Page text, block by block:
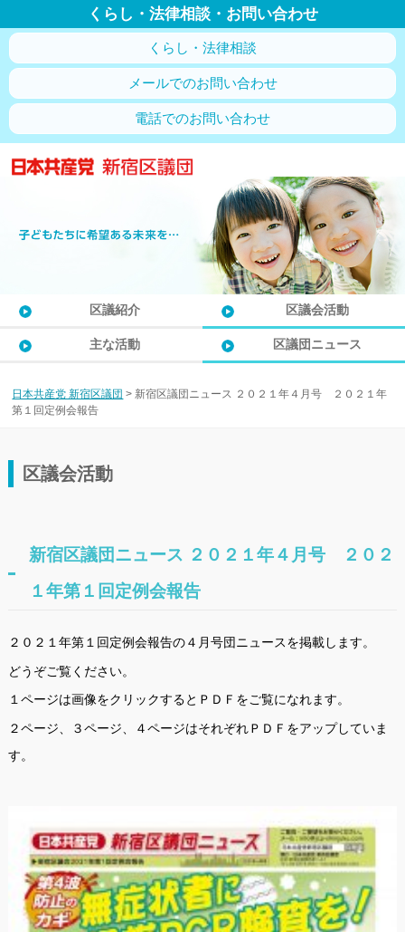
くらし・法律相談・お問い合わせ
くらし・法律相談
メールでのお問い合わせ
電話でのお問い合わせ
区議紹介 区議会活動
主な活動 区議団ニュース
日本共産党 新宿区議団 > 新宿区議団ニュース ２０２１年４月号 ２０２１年
第１回定例会報告
区議会活動
新宿区議団ニュース ２０２１年４月号 ２０２
１年第１回定例会報告
２０２１年第１回定例会報告の４月号団ニュースを掲載します。
どうぞご覧ください。
１ページは画像をクリックするとＰＤＦをご覧になれます。
２ページ、３ページ、４ページはそれぞれＰＤＦをアップしていま
す。